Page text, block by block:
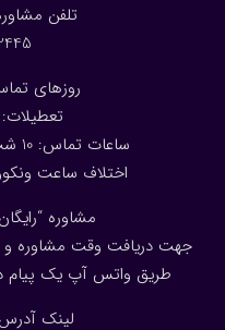
تلفن
روزهای
ساعات تماس: 10 شب تا 5 صبح به وقت ایران
اختلاف ساعت ونکوور
مشاوره
جهت دریافت وقت مشاوره و
طریق واتس آپ یک پیام
لینک